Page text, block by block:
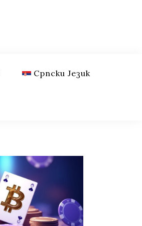
Српски Језик